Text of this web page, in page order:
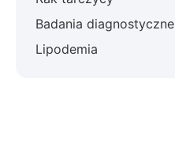
Badania diagnostyczne
Lipodemia